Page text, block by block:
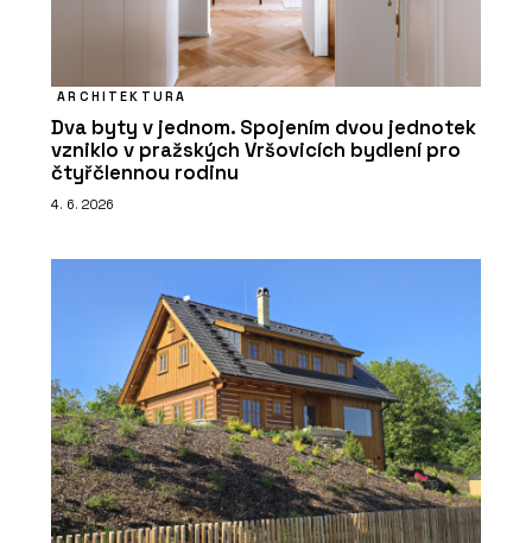
ARCHITEKTURA
Dva byty v jednom. Spojením dvou jednotek
vzniklo v pražských Vršovicích bydlení pro
čtyřčlennou rodinu
4. 6. 2026